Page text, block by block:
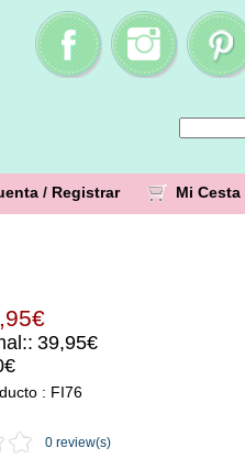
/ Registrar Mi Cesta
39,95€
: FI76
0 review(s)